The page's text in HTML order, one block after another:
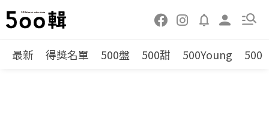
最新 得獎名單 500盤 500甜 500Young 500